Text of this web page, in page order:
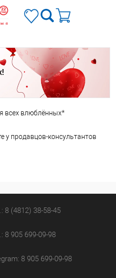
всех влюблённых*
у продавцов-консультантов
8 (4812) 38-58-45
8 905 699-09-98
8 905 699-09-98